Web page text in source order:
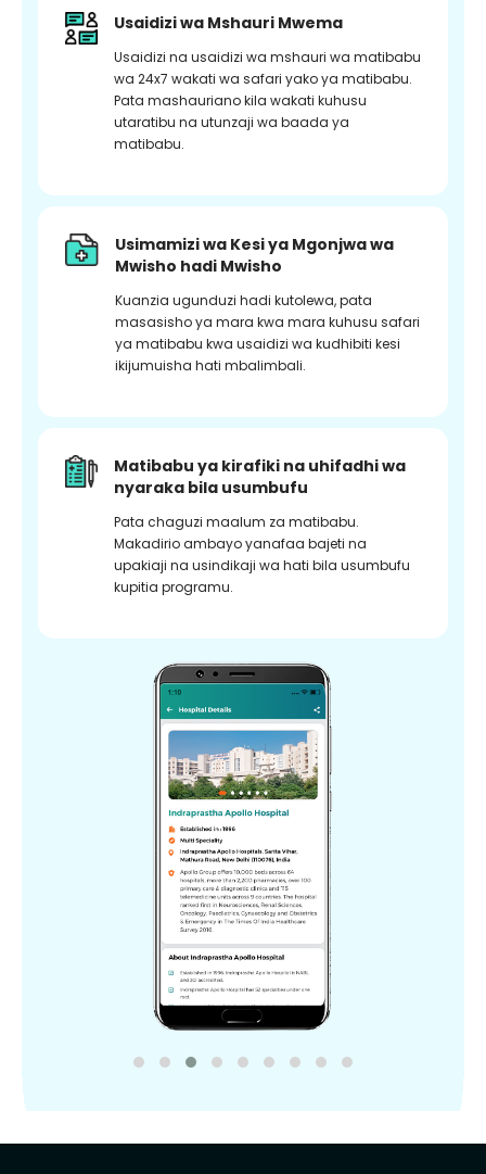
Usaidizi wa Mshauri Mwema
Usaidizi na usaidizi wa mshauri wa matibabu
wa 24x7 wakati wa safari yako ya matibabu.
Pata mashauriano kila wakati kuhusu
utaratibu na utunzaji wa baada ya
matibabu.
Usimamizi wa Kesi ya Mgonjwa wa
Mwisho hadi Mwisho
Kuanzia ugunduzi hadi kutolewa, pata
masasisho ya mara kwa mara kuhusu safari
ya matibabu kwa usaidizi wa kudhibiti kesi
ikijumuisha hati mbalimbali.
Matibabu ya kirafiki na uhifadhi wa
nyaraka bila usumbufu
Pata chaguzi maalum za matibabu.
Makadirio ambayo yanafaa bajeti na
upakiaji na usindikaji wa hati bila usumbufu
kupitia programu.